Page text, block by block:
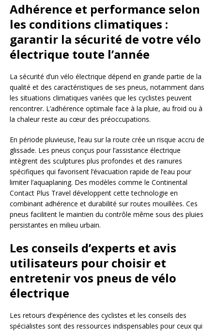
Adhérence et performance selon
les conditions climatiques :
garantir la sécurité de votre vélo
électrique toute l’année
La sécurité d’un vélo électrique dépend en grande partie de la
qualité et des caractéristiques de ses pneus, notamment dans
les situations climatiques variées que les cyclistes peuvent
rencontrer. L’adhérence optimale face à la pluie, au froid ou à
la chaleur reste au cœur des préoccupations.
En période pluvieuse, l’eau sur la route crée un risque accru de
glissade. Les pneus conçus pour l’assistance électrique
intègrent des sculptures plus profondes et des rainures
spécifiques qui favorisent l’évacuation rapide de l’eau pour
limiter l’aquaplaning. Des modèles comme le Continental
Contact Plus Travel développent cette technologie en
combinant adhérence et durabilité sur routes mouillées. Ces
pneus facilitent le maintien du contrôle même sous des pluies
persistantes en milieu urbain.
Les conseils d’experts et avis
utilisateurs pour choisir et
entretenir vos pneus de vélo
électrique
Les retours d’expérience des cyclistes et les conseils des
spécialistes sont des ressources indispensables pour ceux qui